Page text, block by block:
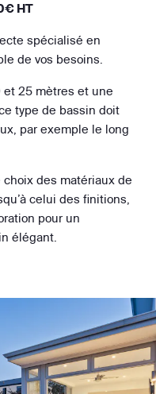
HT
spécialisé en
de vos besoins.
et 25 mètres et une
type de bassin doit
par exemple le long
des matériaux de
celui des finitions,
pour un
élégant.